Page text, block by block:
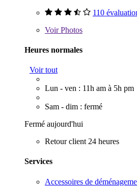
110
VoirPhotos
Heures normales
Voir tout
Lun - ven : 11h am à 5h pm
Sam - dim : fermé
Fermé aujourd'hui
Retour client 24 heures
Services
Accessoires de